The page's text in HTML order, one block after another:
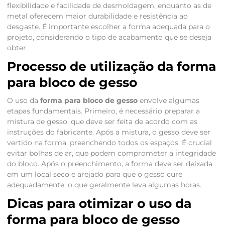
flexibilidade e facilidade de desmoldagem, enquanto as de
metal oferecem maior durabilidade e resistência ao
desgaste. É importante escolher a forma adequada para o
projeto, considerando o tipo de acabamento que se deseja
obter.
Processo de utilização da forma
para bloco de gesso
O uso da forma para bloco de gessoenvolve algumas
etapas fundamentais. Primeiro, é necessário preparar a
mistura de gesso, que deve ser feita de acordo com as
instruções do fabricante. Após a mistura, o gesso deve ser
vertido na forma, preenchendo todos os espaços. É crucial
evitar bolhas de ar, que podem comprometer a integridade
do bloco. Após o preenchimento, a forma deve ser deixada
em um local seco e arejado para que o gesso cure
adequadamente, o que geralmente leva algumas horas.
Dicas para otimizar o uso da
forma para bloco de gesso